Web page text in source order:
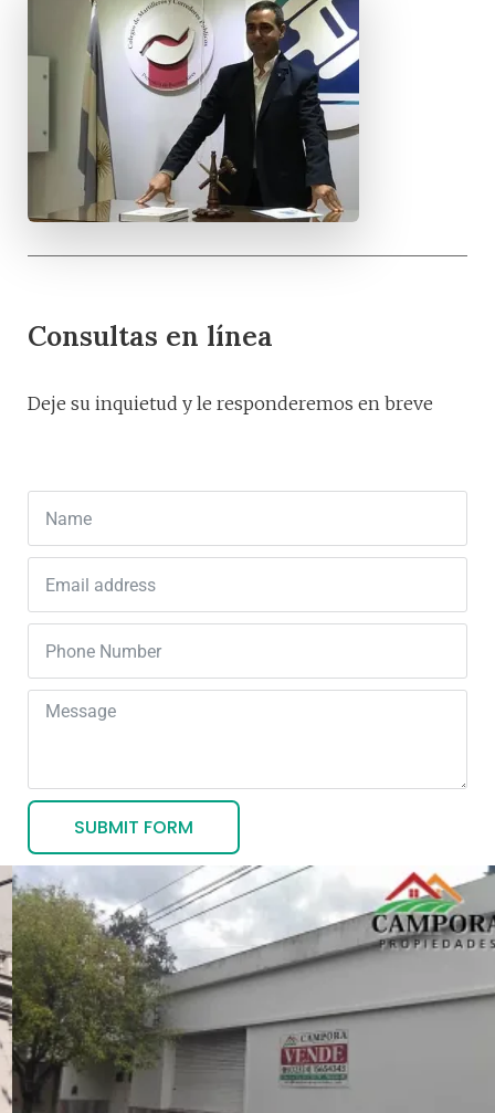
Consultas en línea
Deje su inquietud y le responderemos en breve
SUBMIT FORM